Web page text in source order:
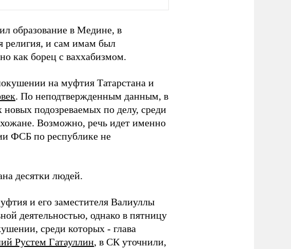
образование в Медине, в
религия, и сам имам был
как борец с ваххабизмом.
на муфтия Татарстана и
. По неподтвержденным данным, в
подозреваемых по делу, среди
Возможно, речь идет именно
ФСБ по республике не
десятки людей.
и его заместителя Валиуллы
деятельностью, однако в пятницу
среди которых - глава
Рустем Гатауллин, в СК уточнили,